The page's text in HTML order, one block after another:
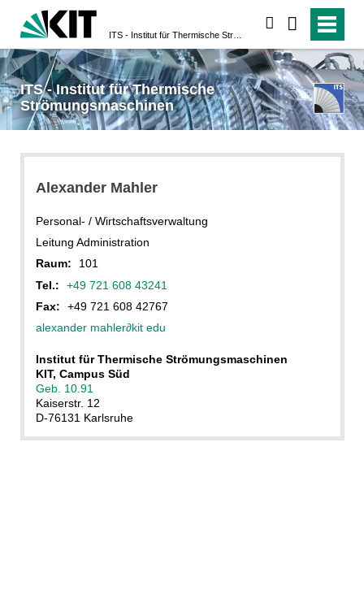
ITS - Institut für Thermische
Strömungsmaschinen
Alexander Mahler
Personal- / Wirtschaftsverwaltung
Leitung Administration
Raum:
101
Tel.:
+49 721 608 43241
Fax:
+49 721 608 42767
alexander mahler∂kit edu
Institut für Thermische Strömungsmaschinen
KIT, Campus Süd
Geb. 10.91
Kaiserstr. 12
D-76131 Karlsruhe